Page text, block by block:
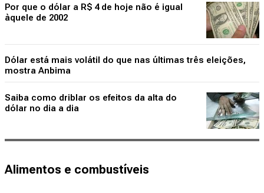
Por que o dólar a R$ 4 de hoje não é igual
àquele de 2002
Dólar está mais volátil do que nas últimas três eleições,
mostra Anbima
Saiba como driblar os efeitos da alta do
dólar no dia a dia
Alimentos e combustíveis